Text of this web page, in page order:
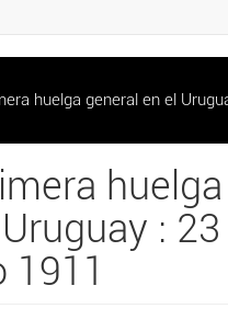
huelga general en el
huelga
: 23
1911